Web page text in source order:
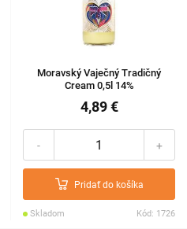
Moravský Vaječný Tradičný
Cream 0,5l 14%
4,89 €
- +
Pridať do košíka
Skladom Kód: 1726